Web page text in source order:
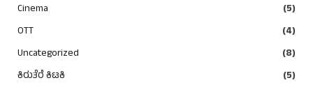
Cinema
(5)
OTT
(4)
Uncategorized
(8)
ಕಿರುತೆರೆ ಕಿಟಕಿ
(5)